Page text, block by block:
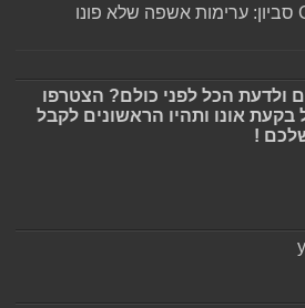
מפגע סביבתי במתחם G סביון: ערימות אשפה שלא פונו
ולדעת הכל לפני כולם? הצטרפו
אונו ותהיו הראשונים לקבל
!